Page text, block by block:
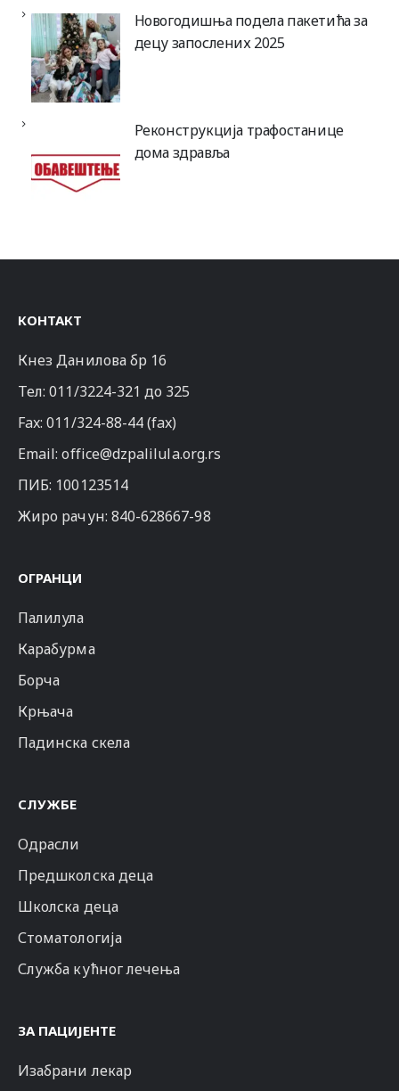
Новогодишња подела пакетића за
децу запослених 2025
Реконструкција трафостанице
дома здравља
КОНТАКТ
Кнез Данилова бр 16
Тел:011/3224-321 до 325
Fax: 011/324-88-44 (fax)
Email:office@dzpalilula.org.rs
ПИБ: 100123514
Жиро рачун: 840-628667-98
ОГРАНЦИ
Палилула
Карабурма
Борча
Крњача
Падинска скела
СЛУЖБЕ
Одрасли
Предшколска деца
Школска деца
Стоматологија
Служба кућног лечења
ЗА ПАЦИЈЕНТЕ
Изабрани лекар